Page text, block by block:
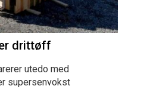
drittøff
utedo med
supersenvokst